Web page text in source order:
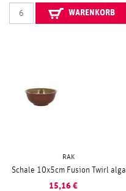
WARENKORB
RAK
Schale 10x5cm Fusion Twirl alga
15,16 €